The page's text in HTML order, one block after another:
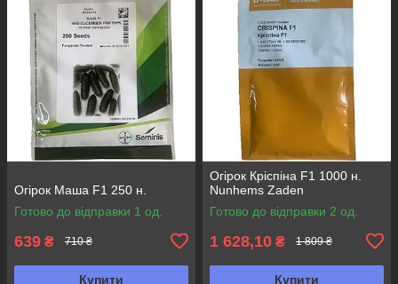
Огірок Маша F1 250 н.
Готово до відправки 1 од.
639 ₴ 710 ₴
Купити
Огірок Кріспіна F1 1000 н.
Nunhems Zaden
Готово до відправки 2 од.
1 628,10 ₴ 1 809 ₴
Купити